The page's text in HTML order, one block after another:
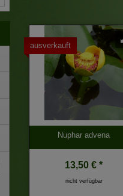
ausverkauft
Nuphar advena
13,50 € *
nicht verfügbar